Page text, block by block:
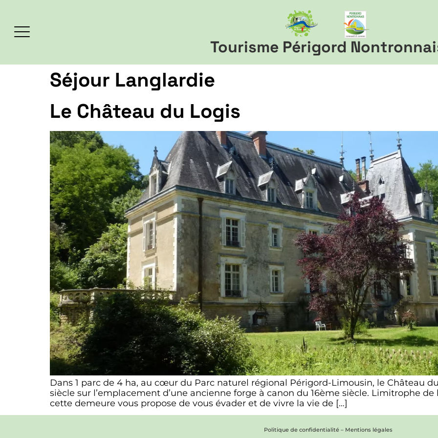
Tourisme Périgord
Séjour Langlardie
Le Château du Logis
Dans 1 parc de 4 ha, au cœur du Parc naturel régional Périgord-Limousin, le Château
siècle sur l’emplacement d’une ancienne forge à canon du 16ème siècle. Limitrophe
cette demeure vous propose de vous évader et de vivre la vie de […]
Politique de confidentialité – Mentions légales